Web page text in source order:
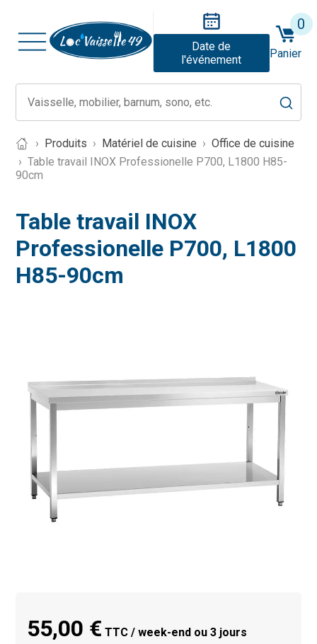
Date de
l'événement
0
Panier
Produits Matériel de cuisine
Office de cuisine
Table travail INOX Professionelle P700, L1800 H85-
90cm
Table travail INOX
Professionelle P700, L1800
H85-90cm
55,00 € TTC / week-end ou 3 jours